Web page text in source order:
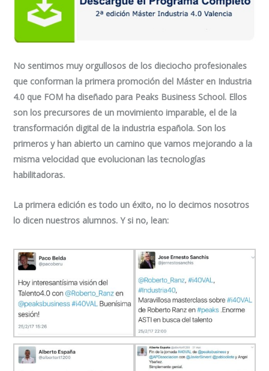
No sentimos muy orgullosos de los dieciocho profesionales
que conforman la primera promoción del Máster en Industria
4.0 que FOM ha diseñado para Peaks Business School. Ellos
son los precursores de un movimiento imparable, el de la
transformación digital de la industria española. Son los
primeros y han abierto un camino que vamos mejorando a la
misma velocidad que evolucionan las tecnologías
habilitadoras.
La primera edición es todo un éxito, no lo decimos nosotros
lo dicen nuestros alumnos. Y si no, lean: